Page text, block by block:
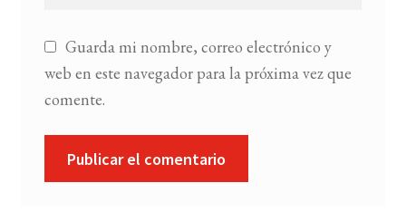
Guarda mi nombre, correo electrónico y
web en este navegador para la próxima vez que
comente.